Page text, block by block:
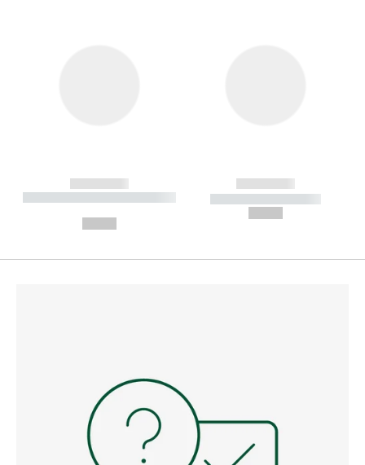
------------
----------- ----------- --------
------------
----------- -----------